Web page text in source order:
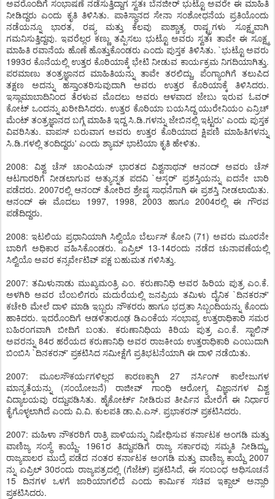
ಅವರೊಂದಿಗೆ ಸಂಭಾಷಣೆ ನಡೆಸುತ್ತಿದ್ದಾಗ ಸ್ವತಃ ಬೆನಜೀರ್ ಭುಟ್ಟೊ ಅವರೇ ಈ ಮಾಹಿತಿ
ನೀಡಿದ್ದರು ಎಂದು ಕೃತಿ ತಿಳಿಸಿತು. ಪಾಕಿಸ್ಥಾನದ ಸೇನಾ ಸಂಶೋಧನೆಯ ಪ್ರತಿಯೊಂದು
ನಡೆಯನ್ನೂ ಭಾರತ, ರಷ್ಯ ಮತ್ತು ಕೆಲವು ಪಾಶ್ಚಾತ್ಯ ರಾಷ್ಟ್ರಗಳು ಸೂಕ್ಷ್ಮವಾಗಿ
ಗಮನಿಸುತ್ತಿದ್ದವು. ಇವರೆಲ್ಲರ ಕಣ್ಣು ತಪ್ಪಿಸಲು ಭುಟ್ಟೊ ಅವರು ಸ್ವತಃ ತಾವೇ ಈ ಸೂಕ್ಷ್ಮ
ಮಾಹಿತಿ ರವಾನೆಯ ಹೊಣೆ ಹೊತ್ತುಕೊಂಡರು ಎಂದು ಪುಸ್ತಕ ತಿಳಿಸಿತು. `ಭುಟ್ಟೊ ಅವರು
1993ರ ಕೊನೆಯಲ್ಲಿ ಉತ್ತರ ಕೊರಿಯಾಕ್ಕೆ ಭೇಟಿ ನೀಡುವ ಕಾರ್ಯಕ್ರಮ ನಿಗದಿಯಾಗಿತ್ತು.
ಪರಮಾಣು ತಂತ್ರಜ್ಞಾನದ ಮಾಹಿತಿಯನ್ನು ತಾವೇ ತರಲಿದ್ದು, ಪೆಂಗ್ಯಾಂಗಿಗೆ ತಲುಪಿದ
ತಕ್ಷಣ ಅದನ್ನು ಹಸ್ತಾಂತರಿಸುವುದಾಗಿ ಅವರು ಉತ್ತರ ಕೊರಿಯಾಕ್ಕೆ ತಿಳಿಸಿದರು.
ಇಸ್ಲಾಮಾಬಾದಿನಿಂದ ತೆರಳುವ ಮೊದಲು ಅವರು ಆಳವಾದ ಜೇಬು ಇರುವ ಓವರ್
ಕೋಟ್ ಒಂದನ್ನು ಖರೀದಿಸಿದರು. ಉತ್ತರ ಕೊರಿಯಾ ಬಯಸಿದ್ದ ಯುರೇನಿಯಂ ಎನ್ರಿಚ್
ಮೆಂಟ್ ತಂತ್ರಜ್ಞಾನದ ಬಗ್ಗೆ ಮಾಹಿತಿ ಇದ್ದ ಸಿ.ಡಿ.ಗಳನ್ನು ಜೇಬಿನಲ್ಲಿ ಇಟ್ಟರು' ಎಂದು ಪುಸ್ತಕ
ವಿವರಿಸಿತು. ವಾಪಸ್ ಬರುವಾಗ ಅವರು ಉತ್ತರ ಕೊರಿಯಾದ ಕ್ಷಿಪಣಿ ಮಾಹಿತಿಗಳನ್ನು
ಸಿ.ಡಿ.ಗಳಲ್ಲಿ ತಂದಿದ್ದರು' ಎಂದು ಶ್ಯಾಮ್ ಭಾಟಿಯಾ ಕೃತಿ ಹೇಳಿತು.
2008: ವಿಶ್ವ ಚೆಸ್ ಚಾಂಪಿಯನ್ ಭಾರತದ ವಿಶ್ವನಾಥನ್ ಆನಂದ್ ಅವರು ಚೆಸ್
ಆಟಗಾರರಿಗೆ ನೀಡಲಾಗುವ ಅತ್ಯುನ್ನತ ಪದವಿ `ಆಸ್ಕರ್' ಪ್ರಶಸ್ತಿಯನ್ನು ಐದನೇ ಬಾರಿ
ಪಡೆದರು. 2007ರಲ್ಲಿ ಆನಂದ್ ತೋರಿದ ಶ್ರೇಷ್ಠ ಸಾಧನೆಗಾಗಿ ಈ ಪ್ರಶಸ್ತಿ ನೀಡಲಾಯಿತು.
ಆನಂದ್ ಈ ಮೊದಲು 1997, 1998, 2003 ಹಾಗೂ 2004ರಲ್ಲಿ ಈ ಗೌರವ
ಪಡೆದಿದ್ದರು.
2008: ಇಟಲಿಯ ಪ್ರಧಾನಿಯಾಗಿ ಸಿಲ್ವಿಯೊ ಬೆರ್ಲುಸ್ ಕೋನಿ (71) ಅವರು ಮೂರನೇ
ಬಾರಿಗೆ ಅಧಿಕಾರ ವಹಿಸಿಕೊಂಡರು. ಏಪ್ರಿಲ್ 13-14ರಂದು ನಡೆದ ಚುನಾವಣೆಯಲ್ಲಿ
ಸಿಲ್ವಿಯೊ ಅವರ ಕನ್ಸರ್ವೇಟಿವ್ ಪಕ್ಷ ಬಹುಮತ ಗಳಿಸಿತ್ತು.
2007: ತಮಿಳುನಾಡು ಮುಖ್ಯಮಂತ್ರಿ ಎಂ. ಕರುಣಾನಿಧಿ ಅವರ ಹಿರಿಯ ಪುತ್ರ ಎಂ.ಕೆ.
ಅಳಗಿರಿ ಅವರ ಬೆಂಬಲಿಗರು ಮದುರೆಯಲ್ಲಿ ಜನಪ್ರಿಯ ತಮಿಳು ದೈನಿಕ `ದಿನಕರನ್'
ಕಚೇರಿ ಮೇಲೆ ದಾಳಿ ಮಾಡಿ ಇಬ್ಬರು ನೌಕರರು ಹಾಗೂ ಭದ್ರತಾ ಸಿಬ್ಬಂದಿಯನ್ನು ಕೊಂದು
ಹಾಕಿದರು. ಇದರೊಂದಿಗೆ ಆಡಳಿತಾರೂಢ ಡಿಎಂಕೆಯ ಸಂಭಾವ್ಯ ಉತ್ತರಾಧಿಕಾರಿ ಸಮರ
ಬಹಿರಂಗವಾಗಿ ಬೀದಿಗೆ ಬಂತು. ಕರುಣಾನಿಧಿಯ ಕಿರಿಯ ಪುತ್ರ ಎಂ.ಕೆ. ಸ್ಟಾಲಿನ್
ಅವರನ್ನು 84ರ ಹರೆಯದ ಕರುಣಾನಿಧಿ ಅವರ ರಾಜಕೀಯ ಉತ್ತರಾಧಿಕಾರಿ ಎಂಬುದಾಗಿ
ಬಿಂಬಿಸಿ `ದಿನಕರನ್' ಪ್ರಕಟಿಸಿದ ಸಮೀಕ್ಷೆಗೆ ಪ್ರತಿಭಟನೆಯಾಗಿ ಈ ದಾಳಿ ನಡೆಯಿತು.
2007: ಮೂಲಸೌಕರ್ಯಗಳಿಲ್ಲದ ಕಾರಣಕ್ಕಾಗಿ 27 ನರ್ಸಿಂಗ್ ಕಾಲೇಜುಗಳ
ಮಾನ್ಯತೆಯನ್ನು (ಸಂಯೋಜನೆ) ರಾಜೀವ್ ಗಾಂಧಿ ಆರೋಗ್ಯ ವಿಜ್ಞಾನಗಳ ವಿಶ್ವ
ವಿದ್ಯಾಲಯವು ರದ್ದುಪಡಿಸಿತು. ಹೈಕೋರ್ಟ್ ನೀಡಿರುವ ತೀರ್ಪಿನ ಮೇರೆಗೆ ಈ ನಿರ್ಧಾರ
ಕೈಗೊಳ್ಳಲಾಗಿದೆ ಎಂದು ವಿ.ವಿ. ಕುಲಪತಿ ಡಾ.ಪಿ.ಎಸ್. ಪ್ರಭಾಕರನ್ ಪ್ರಕಟಿಸಿದರು.
2007: ಮಹಿಳಾ ನೌಕರರಿಗೆ ರಾತ್ರಿ ಪಾಳಿಯನ್ನು ನಿಷೇಧಿಸುವ ಕರ್ನಾಟಕ ಅಂಗಡಿ ಮತ್ತು
ವಾಣಿಜ್ಯ ಸಂಸ್ಥೆ ಕಾಯ್ದೆ- 1961ರ ತಿದ್ದುಪಡಿಗೆ ರಾಜ್ಯ ಸರ್ಕಾರವು ಸಮ್ಮತಿ ನೀಡಿದ್ದು,
ರಾಜ್ಯಪಾಲರ ಮುದ್ರೆ ಪಡೆದ ನಂತರ ಕರ್ನಾಟಕ ಅಂಗಡಿ ಮತ್ತು ವಾಣಿಜ್ಯ ಕಾಯ್ದೆ 2007
ನ್ನು ಏಪ್ರಿಲ್ 30ರಂದು ರಾಜ್ಯಪತ್ರದಲ್ಲಿ (ಗೆಜೆಟ್) ಪ್ರಕಟಿಸಿದೆ, ಈ ಸಂಬಂಧ ಅಧಿಸೂಚನೆ
15 ದಿನಗಳ ಒಳಗೆ ಜಾರಿಯಾಗಲಿದೆ ಎಂದು ಕಾರ್ಮಿಕ ಸಚಿವ ಇಕ್ಬಾಲ್ ಅನ್ಸಾರಿ
ಪ್ರಕಟಿಸಿದರು.